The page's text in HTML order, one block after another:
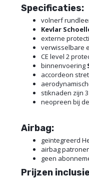
Specificaties:
volnerf
Kevlar
externe
verwisselbare
CE level 2
binnenvoering
accordeon
stiknaden zijn
neopreen bij
Airbag:
geïntegreerd
airbag
geen
Prijzen